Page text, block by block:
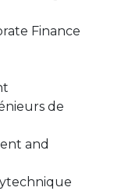
Finance
de
and